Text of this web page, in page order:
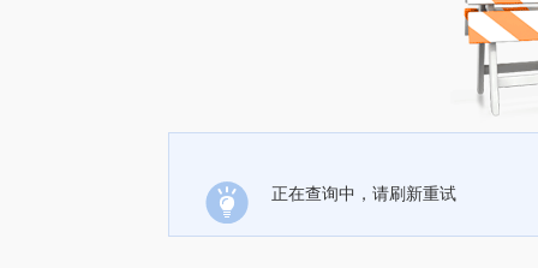
正在查询中，请刷新重试